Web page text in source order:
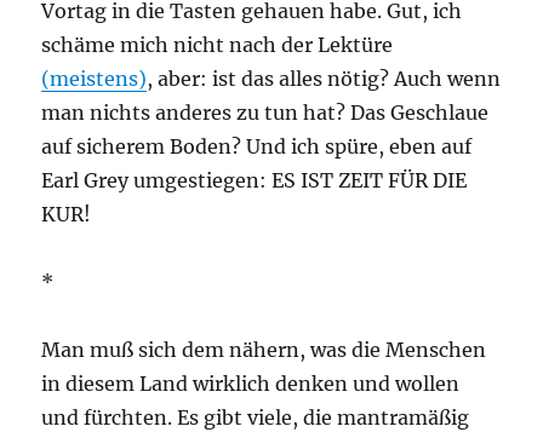
Vortag in die Tasten gehauen habe. Gut, ich
schäme mich nicht nach der Lektüre
(meistens), aber: ist das alles nötig? Auch wenn
man nichts anderes zu tun hat? Das Geschlaue
auf sicherem Boden? Und ich spüre, eben auf
Earl Grey umgestiegen: ES IST ZEIT FÜR DIE
KUR!
*
Man muß sich dem nähern, was die Menschen
in diesem Land wirklich denken und wollen
und fürchten. Es gibt viele, die mantramäßig